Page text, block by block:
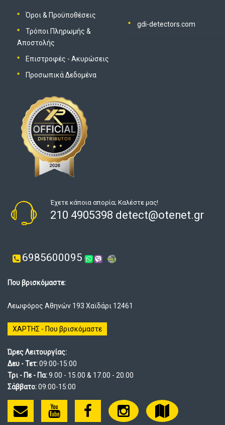
Όροι & Προϋποθέσεις
Τρόποι Πληρωμής &
Αποστολής
Επιστροφές - Ακυρώσεις
Προσωπικά Δεδομένα
gdi-detectors.com
Έχετε κάποια απορία; Καλέστε μας!
210 4905398 detect@otenet.gr
6985600095
Που βρισκόμαστε:
Λεωφόρος Αθηνών 193 Χαϊδάρι 12461
ΧΑΡΤΗΣ - Που βρισκόμαστε
Ώρες Λειτουργίας:
Δευ - Τετ:09:00-15:00
Τρι - Πε - Πα:9.00 - 15.00 & 17.00 - 20.00
Σάββατο:09:00-15:00